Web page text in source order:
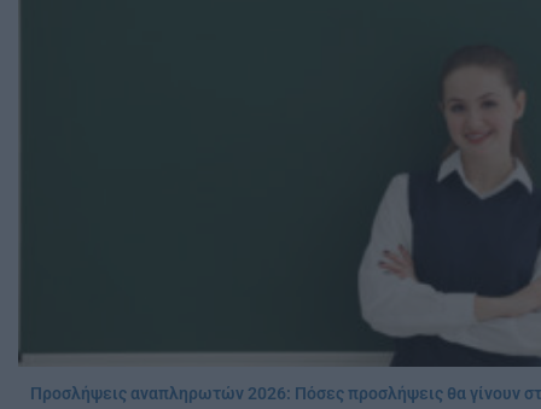
Προσλήψεις αναπληρωτών 2026: Πόσες προσλήψεις θα γίνουν